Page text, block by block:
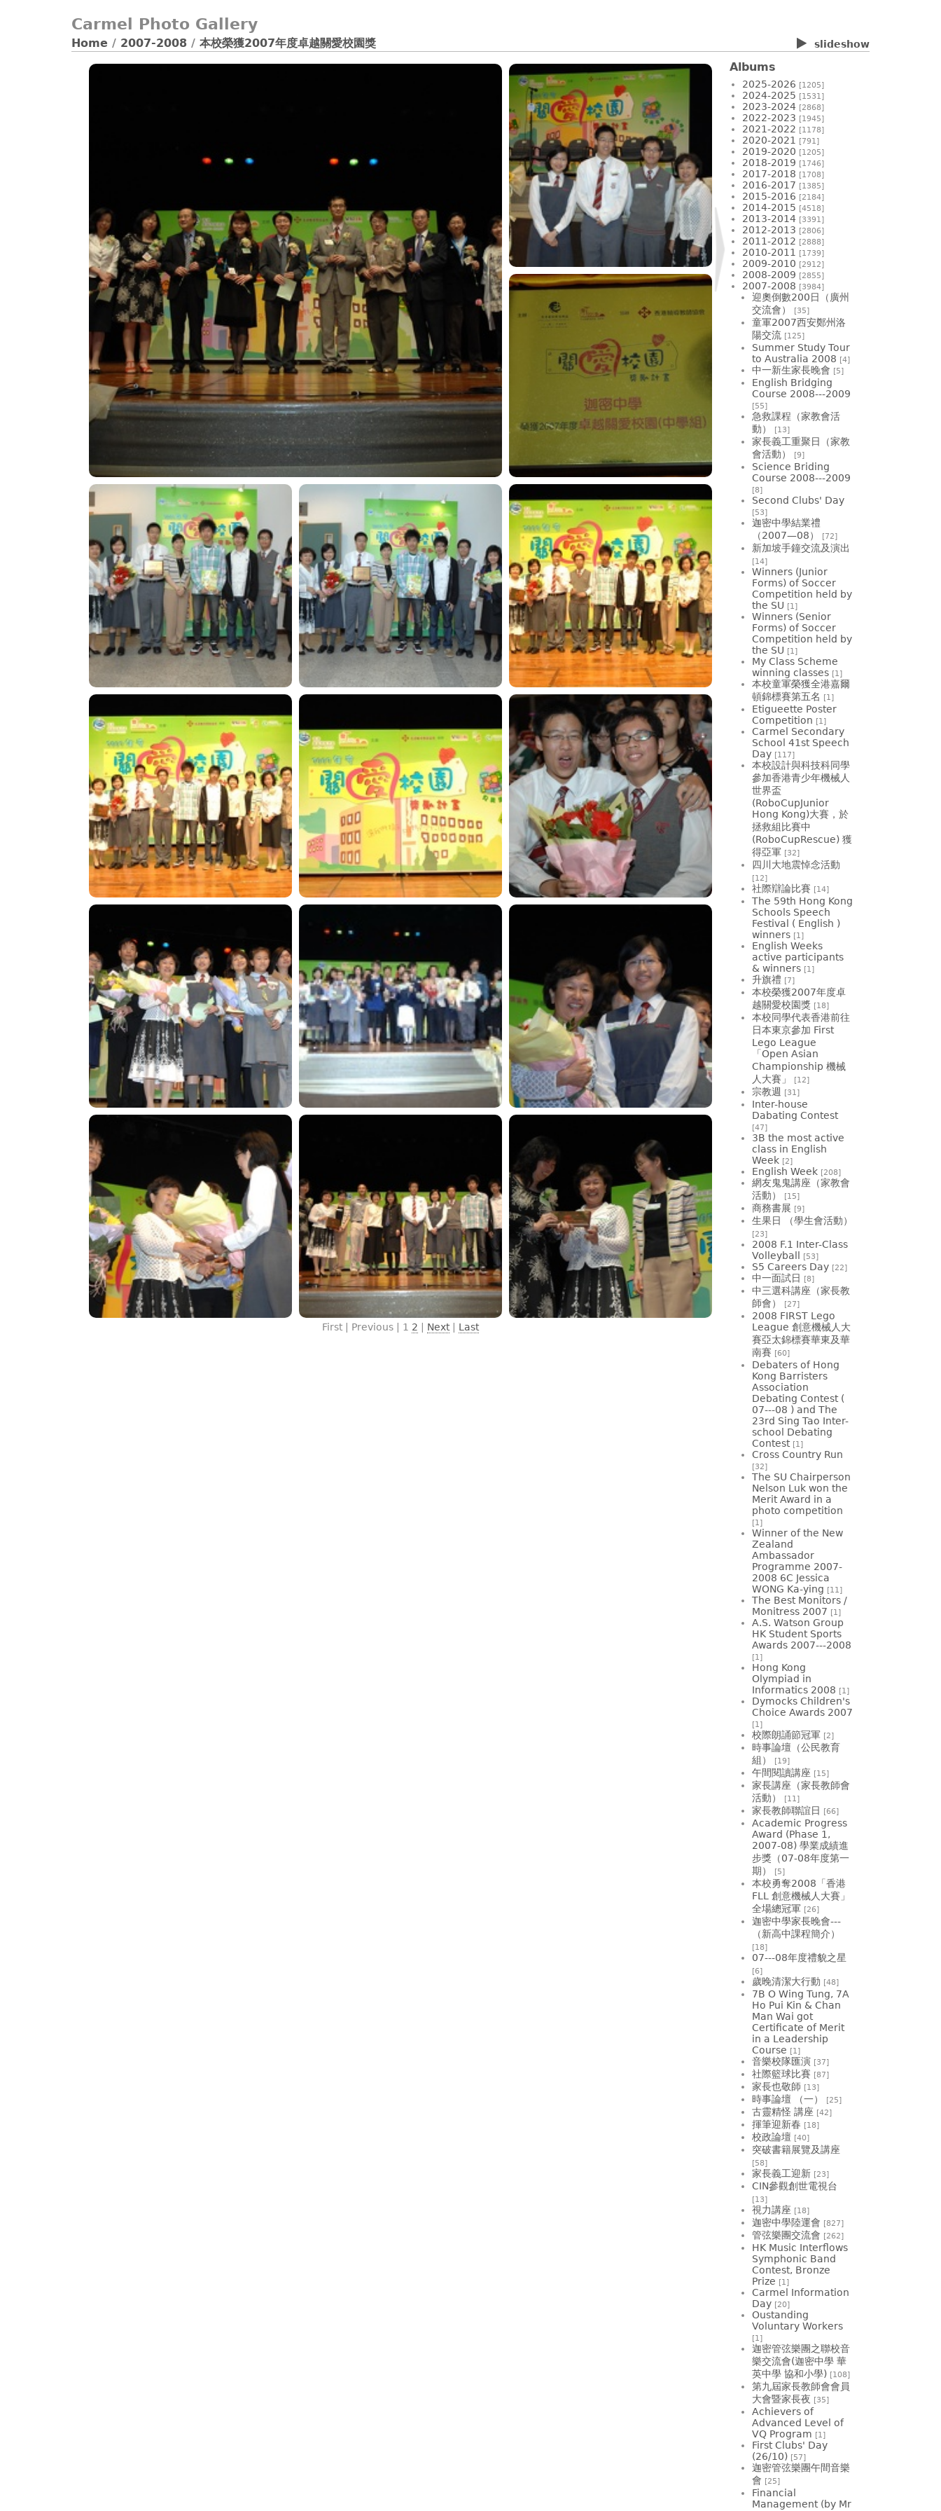
Carmel Photo Gallery
slideshow
Home / 2007-2008 / 本校榮獲2007年度卓越關愛校園獎
First | Previous | 1 2 | Next| Last
Albums
2025-2026 [1205]
2024-2025 [1531]
2023-2024 [2868]
2022-2023 [1945]
2021-2022 [1178]
2020-2021 [791]
2019-2020 [1205]
2018-2019 [1746]
2017-2018 [1708]
2016-2017 [1385]
2015-2016 [2184]
2014-2015 [4518]
2013-2014 [3391]
2012-2013 [2806]
2011-2012 [2888]
2010-2011 [1739]
2009-2010 [2912]
2008-2009 [2855]
2007-2008 [3984]
迎奧倒數200日（廣州
交流會）
[35]
童軍2007西安鄭州洛
陽交流 [125]
Summer Study Tour
to Australia 2008 [4]
中一新生家長晚會 [5]
English Bridging
Course 2008---2009
[55]
急救課程（家教會活
動）
[13]
家長義工重聚日（家教
會活動）
[9]
Science Briding
Course 2008---2009
[8]
Second Clubs' Day
[53]
迦密中學結業禮
（2007—08）
[72]
新加坡手鐘交流及演出
[14]
Winners (Junior
Forms) of Soccer
Competition held by
the SU [1]
Winners (Senior
Forms) of Soccer
Competition held by
the SU [1]
My Class Scheme
winning classes [1]
本校童軍榮獲全港嘉爾
頓錦標賽第五名 [1]
Etigueette Poster
Competition [1]
Carmel Secondary
School 41st Speech
Day [117]
本校設計與科技科同學
參加香港青少年機械人
世界盃
(RoboCupJunior
Hong Kong)大賽，於
拯救組比賽中
(RoboCupRescue) 獲
得亞軍 [32]
四川大地震悼念活動
[12]
社際辯論比賽 [14]
The 59th Hong Kong
Schools Speech
Festival ( English )
winners [1]
English Weeks
active participants
& winners [1]
升旗禮 [7]
本校榮獲2007年度卓
越關愛校園獎 [18]
本校同學代表香港前往
日本東京參加 First
Lego League
「Open Asian
Championship 機械
人大賽」
[12]
宗教週 [31]
Inter-house
Dabating Contest
[47]
3B the most active
class in English
Week [2]
English Week [208]
網友鬼鬼講座（家教會
活動）
[15]
商務書展 [9]
生果日 （學生會活動）
[23]
2008 F.1 Inter-Class
Volleyball [53]
S5 Careers Day [22]
中一面試日 [8]
中三選科講座（家長教
師會）
[27]
2008 FIRST Lego
League 創意機械人大
賽亞太錦標賽華東及華
南賽 [60]
Debaters of Hong
Kong Barristers
Association
Debating Contest (
07---08 ) and The
23rd Sing Tao Inter-
school Debating
Contest [1]
Cross Country Run
[32]
The SU Chairperson
Nelson Luk won the
Merit Award in a
photo competition
[1]
Winner of the New
Zealand
Ambassador
Programme 2007-
2008 6C Jessica
WONG Ka-ying [11]
The Best Monitors /
Monitress 2007 [1]
A.S. Watson Group
HK Student Sports
Awards 2007---2008
[1]
Hong Kong
Olympiad in
Informatics 2008 [1]
Dymocks Children's
Choice Awards 2007
[1]
校際朗誦節冠軍 [2]
時事論壇（公民教育
組）
[19]
午間閱讀講座 [15]
家長講座（家長教師會
活動）
[11]
家長教師聯誼日 [66]
Academic Progress
Award (Phase 1,
2007-08) 學業成績進
步獎（07-08年度第一
期）
[5]
本校勇奪2008「香港
FLL 創意機械人大賽」
全場總冠軍 [26]
迦密中學家長晚會---
（新高中課程簡介）
[18]
07---08年度禮貌之星
[6]
歲晚清潔大行動 [48]
7B O Wing Tung, 7A
Ho Pui Kin & Chan
Man Wai got
Certificate of Merit
in a Leadership
Course [1]
音樂校隊匯演 [37]
社際籃球比賽 [87]
家長也敬師 [13]
時事論壇 （一） [25]
古靈精怪 講座 [42]
揮筆迎新春 [18]
校政論壇 [40]
突破書籍展覽及講座
[58]
家長義工迎新 [23]
CIN參觀創世電視台
[13]
視力講座 [18]
迦密中學陸運會 [827]
管弦樂團交流會 [262]
HK Music Interflows
Symphonic Band
Contest, Bronze
Prize [1]
Carmel Information
Day [20]
Oustanding
Voluntary Workers
[1]
迦密管弦樂團之聯校音
樂交流會(迦密中學 華
英中學 協和小學) [108]
第九屆家長教師會會員
大會暨家長夜 [35]
Achievers of
Advanced Level of
VQ Program [1]
First Clubs' Day
(26/10) [57]
迦密管弦樂團午間音樂
會 [25]
Financial
Management (by Mr